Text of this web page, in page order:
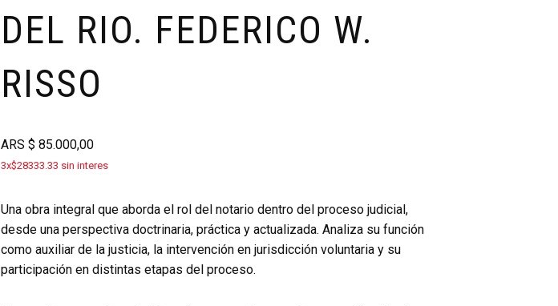
DEL RIO. FEDERICO W.
RISSO
ARS$ 85.000,00
3x$28333.33 sin interes
Una obra integral que aborda el rol del notario dentro del proceso judicial,
desde una perspectiva doctrinaria, práctica y actualizada. Analiza su función
como auxiliar de la justicia, la intervención en jurisdicción voluntaria y su
participación en distintas etapas del proceso.